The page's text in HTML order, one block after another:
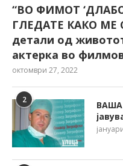
“ВО ФИМОТ
ГЛЕДАТЕ КАКО МЕ
детали од
актерка во
октомври 27, 2022
2
ВАША